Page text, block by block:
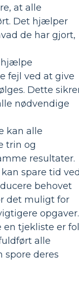
at alle
Det hjælper
de har gjort,
hjælpe
fejl ved at give
Dette
nødvendige
kan alle
trin og
resultater.
spare tid
behovet
det muligt for
opgaver.
en tjekliste er
alle
spore deres